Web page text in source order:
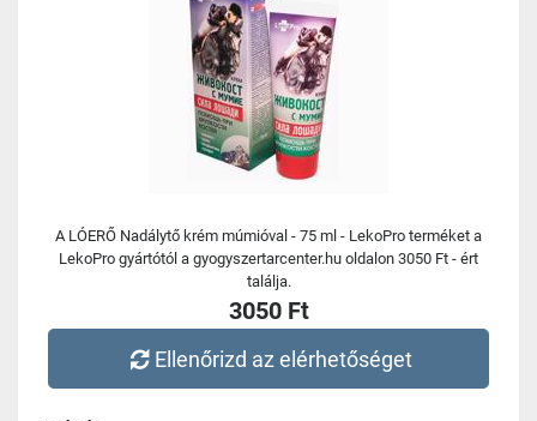
A LÓERŐ Nadálytő krém múmióval - 75 ml - LekoPro terméket a
LekoPro gyártótól a gyogyszertarcenter.hu oldalon 3050 Ft - ért
találja.
3050 Ft
Ellenőrizd az elérhetőséget